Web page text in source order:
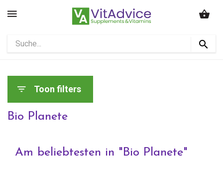
Toon filters
Bio Planete
Am beliebtesten in "Bio Planete"